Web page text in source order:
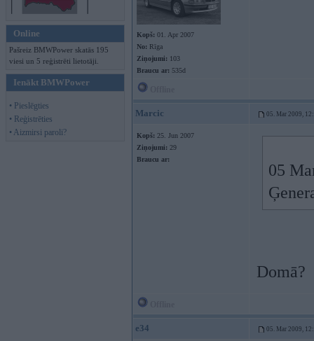
Online
Pašreiz BMWPower skatās 195
viesi un 5 reģistrēti lietotāji.
Ienākt BMWPower
• Pieslēgties
• Reģistrēties
• Aizmirsi paroli?
Kopš: 01. Apr 2007
No: Rīga
Ziņojumi: 103
Braucu ar: 535d
Marcic 05. Mar 2009,
Kopš: 25. Jun 2007
Ziņojumi: 29
Braucu ar:
05
Domā?
e34 05. Mar 2009,